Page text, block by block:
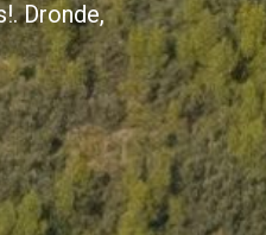
Dronde,